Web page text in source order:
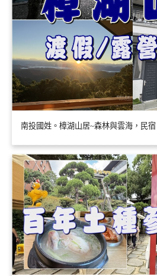
南投國姓。樟湖山居~森林與雲海，民